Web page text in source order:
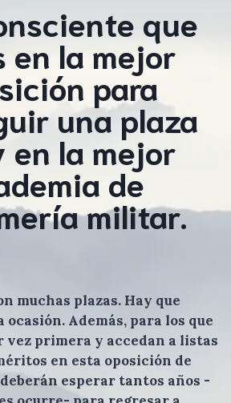
que
en la mejor
para
una plaza
la mejor
de
militar.
muchas plazas. Hay que
Además, para los que
vez primera y accedan a listas
en esta oposición de
esperar tantos años -